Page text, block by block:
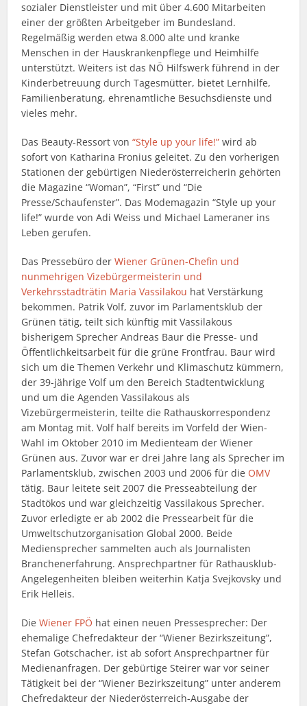
sozialer Dienstleister und mit über 4.600 Mitarbeiten
einer der größten Arbeitgeber im Bundesland.
Regelmäßig werden etwa 8.000 alte und kranke
Menschen in der Hauskrankenpflege und Heimhilfe
unterstützt. Weiters ist das NÖ Hilfswerk führend in der
Kinderbetreuung durch Tagesmütter, bietet Lernhilfe,
Familienberatung, ehrenamtliche Besuchsdienste und
vieles mehr.
Das Beauty-Ressort von “Style up your life!”wird ab
sofort von Katharina Fronius geleitet. Zu den vorherigen
Stationen der gebürtigen Niederösterreicherin gehörten
die Magazine “Woman”, “First” und “Die
Presse/Schaufenster”. Das Modemagazin “Style up your
life!” wurde von Adi Weiss und Michael Lameraner ins
Leben gerufen.
Das Pressebüro derWiener Grünen-Chefin und
nunmehrigen Vizebürgermeisterin und
Verkehrsstadträtin Maria Vassilakou hat Verstärkung
bekommen. Patrik Volf, zuvor im Parlamentsklub der
Grünen tätig, teilt sich künftig mit Vassilakous
bisherigem Sprecher Andreas Baur die Presse- und
Öffentlichkeitsarbeit für die grüne Frontfrau. Baur wird
sich um die Themen Verkehr und Klimaschutz kümmern,
der 39-jährige Volf um den Bereich Stadtentwicklung
und um die Agenden Vassilakous als
Vizebürgermeisterin, teilte die Rathauskorrespondenz
am Montag mit. Volf half bereits im Vorfeld der Wien-
Wahl im Oktober 2010 im Medienteam der Wiener
Grünen aus. Zuvor war er drei Jahre lang als Sprecher im
Parlamentsklub, zwischen 2003 und 2006 für die OMV
tätig. Baur leitete seit 2007 die Presseabteilung der
Stadtökos und war gleichzeitig Vassilakous Sprecher.
Zuvor erledigte er ab 2002 die Pressearbeit für die
Umweltschutzorganisation Global 2000. Beide
Mediensprecher sammelten auch als Journalisten
Branchenerfahrung. Ansprechpartner für Rathausklub-
Angelegenheiten bleiben weiterhin Katja Svejkovsky und
Erik Helleis.
DieWiener FPÖ hat einen neuen Pressesprecher: Der
ehemalige Chefredakteur der “Wiener Bezirkszeitung”,
Stefan Gotschacher, ist ab sofort Ansprechpartner für
Medienanfragen. Der gebürtige Steirer war vor seiner
Tätigkeit bei der “Wiener Bezirkszeitung” unter anderem
Chefredakteur der Niederösterreich-Ausgabe der